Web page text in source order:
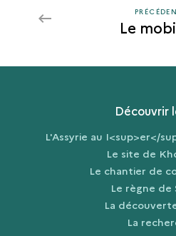
Le
Découvrir
L'Assyrie au I<sup>er</
Le site de
Le chantier de
Le règne de
La
La